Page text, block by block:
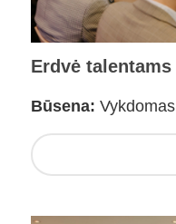
Erdvė talentams
Būsena: Vykdomas